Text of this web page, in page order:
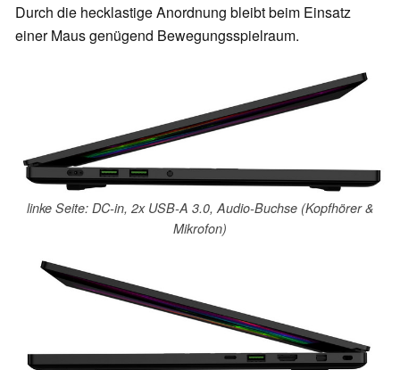
Durch die hecklastige Anordnung bleibt beim Einsatz
einer Maus genügend Bewegungsspielraum.
linke Seite: DC-in, 2x USB-A 3.0, Audio-Buchse (Kopfhörer &
Mikrofon)